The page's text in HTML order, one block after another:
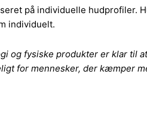
på individuelle hudprofiler.
individuelt.
og fysiske produkter er klar til
for mennesker, der kæmper